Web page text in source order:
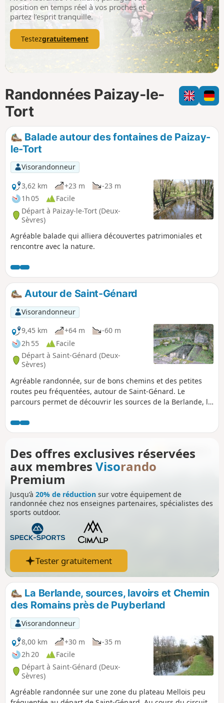
p
position en temps réel à vos proches et
partez l’esprit tranquille.
Testezgratuitement
Randonnées Paizay-le-
Tort
Balade autour des fontaines de Paizay-
le-Tort
Visorandonneur
3,62 km
+23 m
-23 m
1h 05
Facile
Départ à Paizay-le-Tort (Deux-
Sèvres)
Agréable balade qui alliera découvertes patrimoniales et
rencontre avec la nature.
Autour de Saint-Génard
Visorandonneur
9,45 km
+64 m
-60 m
2h 55
Facile
Départ à Saint-Génard (Deux-
Sèvres)
Agréable randonnée, sur de bons chemins et des petites
routes peu fréquentées, autour de Saint-Génard. Le
parcours permet de découvrir les sources de la Berlande, le
vieux pont en pierre, la Minoterie du Prieuré et son lavoir
au bord de la Marseillaise. Une petite partie du circuit se
Des offres exclusives réservées
aux membres Visorando
Premium
Jusqu’à 20% de réduction sur votre équipement de
randonnée chez nos enseignes partenaires, spécialistes des
sports outdoor.
Tester gratuitement
La Berlande, sources, lavoirs et Chemin
des Romains près de Puyberland
Visorandonneur
8,00 km
+30 m
-35 m
2h 20
Facile
Départ à Saint-Génard (Deux-
Sèvres)
Agréable randonnée sur une zone du plateau Mellois peu